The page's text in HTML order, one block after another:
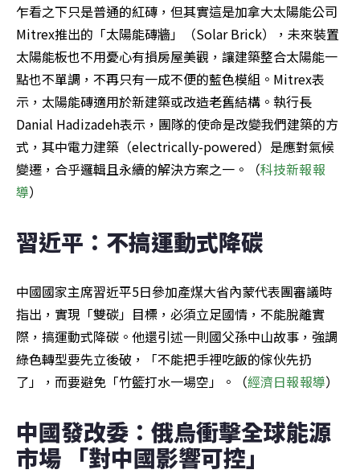
乍看之下只是普通的紅磚，但其實這是加拿大太陽能公司
Mitrex推出的「太陽能磚牆」（Solar Brick），未來裝置
太陽能板也不用憂心有損房屋美觀，讓建築整合太陽能一
點也不單調，不再只有一成不便的藍色模組。Mitrex表
示，太陽能磚適用於新建築或改造老舊結構。執行長
Danial Hadizadeh表示，團隊的使命是改變我們建築的方
式，其中電力建築（electrically-powered）是應對氣候
變遷，合乎邏輯且永續的解決方案之一。（科技新報報
導）
習近平：不搞運動式降碳
中國國家主席習近平5日參加產煤大省內蒙代表團審議時
指出，實現「雙碳」目標，必須立足國情，不能脫離實
際，搞運動式降碳。他還引述一則國父孫中山故事，強調
綠色轉型要先立後破，「不能把手裡吃飯的傢伙先扔
了」，而要避免「竹籃打水一場空」。（經濟日報報導）
中國發改委：俄烏衝擊全球能源
市場 「對中國影響可控」